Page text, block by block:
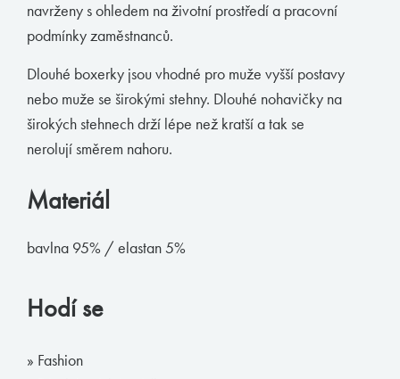
navrženy s ohledem na životní prostředí a pracovní
podmínky zaměstnanců.
Dlouhé boxerky jsou vhodné pro muže vyšší postavy
nebo muže se širokými stehny. Dlouhé nohavičky na
širokých stehnech drží lépe než kratší a tak se
nerolují směrem nahoru.
Materiál
bavlna 95% / elastan 5%
Hodí se
» Fashion
(+420)
273 132 679
ADRESA
Opletalova 9
Praha 1, 110 00
E-SHOP
Platební podmínky
©MyButler